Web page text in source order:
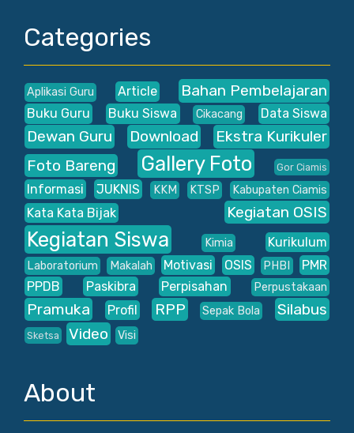
Categories
Aplikasi Guru Article Bahan Pembelajaran
Buku Guru Buku Siswa Cikacang Data Siswa
Dewan Guru Download
Ekstra Kurikuler
Foto Bareng
Gallery Foto Gor Ciamis
Informasi JUKNIS KKM KTSP Kabupaten Ciamis
Kata Kata Bijak Kegiatan OSIS
Kegiatan Siswa Kimia Kurikulum
Laboratorium Makalah Motivasi OSIS PHBI
PMR
PPDB
Paskibra Perpisahan Perpustakaan
Pramuka Profil RPP Sepak Bola Silabus
Sketsa Video Visi
About